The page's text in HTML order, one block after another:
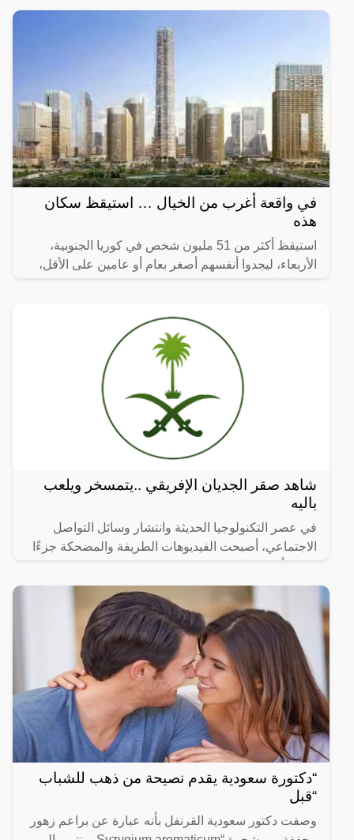
ينمو في
في واقعة أغرب من الخيال … استيقظ سكان
هذه
استيقظ أكثر من 51 مليون شخص في كوريا الجنوبية،
الأربعاء، ليجدوا أنفسهم أصغر بعام أو عامين على الأقل،
شاهد صقر الجديان الإفريقي ..يتمسخر ويلعب
باليه
في عصر التكنولوجيا الحديثة وانتشار وسائل التواصل
الاجتماعي، أصبحت الفيديوهات الطريفة والمضحكة جزءًا
انتشرت
“دكتورة سعودية يقدم نصيحة من ذهب للشباب
“قبل
وصفت دكتور سعودية القرنفل بأنه عبارة عن براعم زهور